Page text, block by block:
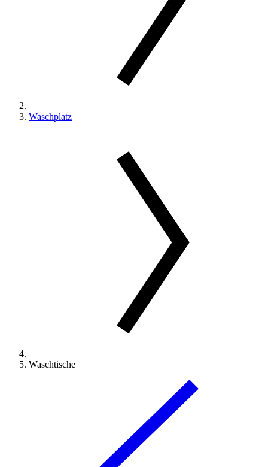
Waschplatz
Waschtische